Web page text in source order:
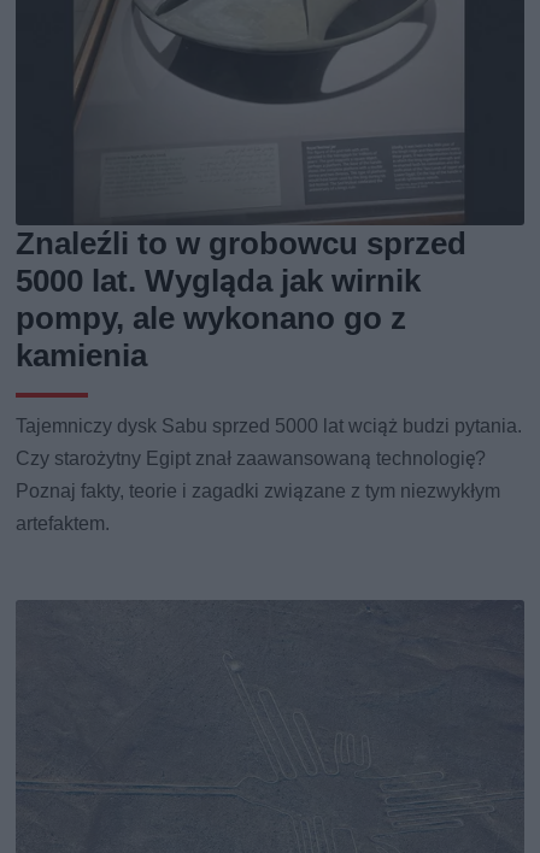
Znaleźli to w grobowcu sprzed
5000 lat. Wygląda jak wirnik
pompy, ale wykonano go z
kamienia
Tajemniczy dysk Sabu sprzed 5000 lat wciąż budzi pytania.
Czy starożytny Egipt znał zaawansowaną technologię?
Poznaj fakty, teorie i zagadki związane z tym niezwykłym
artefaktem.